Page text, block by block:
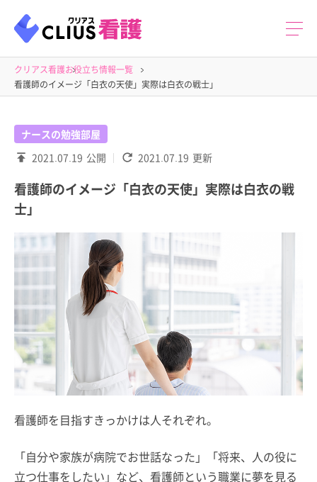
クリアス看護お役立ち情報一覧
看護師のイメージ「白衣の天使」実際は白衣の戦士」
ナースの勉強部屋
2021.07.19 公開 2021.07.19 更新
看護師のイメージ「白衣の天使」実際は白衣の戦
士」
看護師を目指すきっかけは人それぞれ。
「自分や家族が病院でお世話なった」「将来、人の役に
立つ仕事をしたい」など、看護師という職業に夢を見る